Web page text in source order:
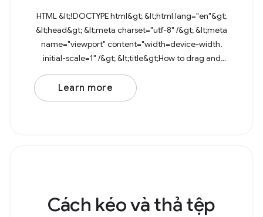
HTML &lt;!DOCTYPE html&gt; &lt;html lang="en"&gt;
&lt;head&gt; &lt;meta charset="utf-8" /&gt; &lt;meta
name="viewport" content="width=device-width,
initial-scale=1" /&gt; &lt;title&gt;How to drag and
drop files&lt;/title&gt; &lt;/head&gt;
Learn more
Cách kéo và thả tệp